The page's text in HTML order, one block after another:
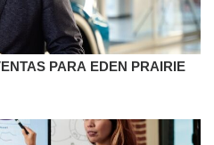
PARA EDEN PRAIRIE